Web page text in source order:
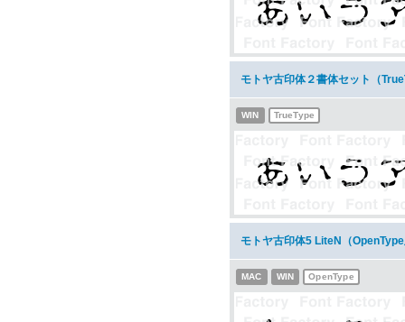
モトヤ古印体２書体セット（
WIN TrueType
モトヤ古印体5 LiteN（
MAC WIN OpenType